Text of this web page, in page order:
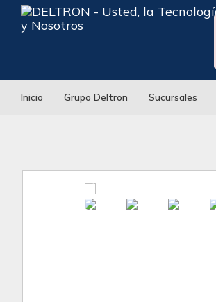
Inicio Grupo Deltron Sucursales